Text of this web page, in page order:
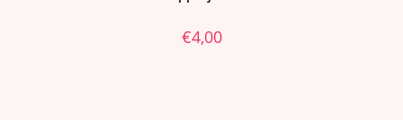
€4,00